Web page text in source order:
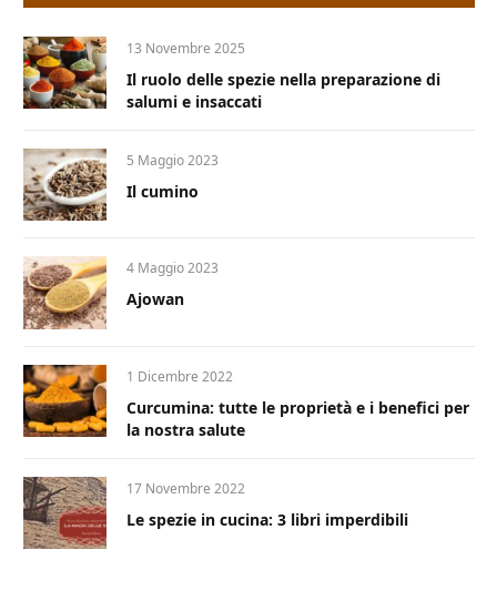
13 Novembre 2025
Il ruolo delle spezie nella preparazione di
salumi e insaccati
5 Maggio 2023
Il cumino
4 Maggio 2023
Ajowan
1 Dicembre 2022
Curcumina: tutte le proprietà e i benefici per
la nostra salute
17 Novembre 2022
Le spezie in cucina: 3 libri imperdibili